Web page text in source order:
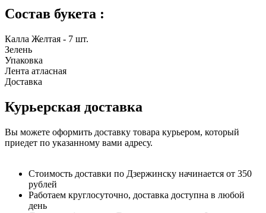
Состав букета :
Калла Желтая - 7 шт.
Зелень
Упаковка
Лента атласная
Доставка
Курьерская доставка
Вы можете оформить доставку товара курьером, который
приедет по указанному вами адресу.
Стоимость доставки по Дзержинску начинается от 350
рублей
Работаем круглосуточно, доставка доступна в любой
день